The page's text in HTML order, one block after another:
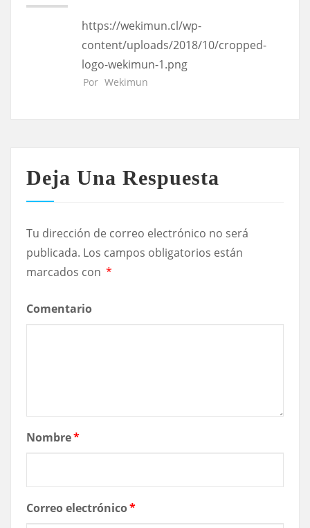
https://wekimun.cl/wp-
content/uploads/2018/10/cropped-
logo-wekimun-1.png
Por Wekimun
Deja Una Respuesta
Tu dirección de correo electrónico no será
publicada. Los campos obligatorios están
marcados con *
Comentario
Nombre*
Correo electrónico*